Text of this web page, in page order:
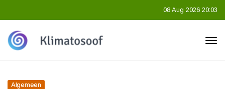
08 Aug 2026 20:03
Algemeen